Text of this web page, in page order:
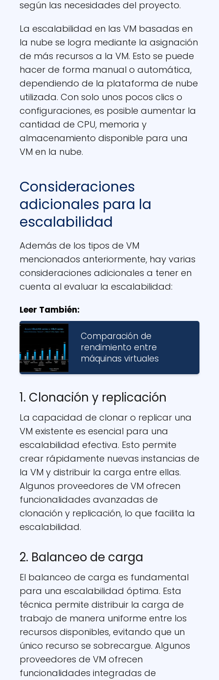
según las necesidades del proyecto.
La escalabilidad en las VM basadas en
la nube se logra mediante la asignación
de más recursos a la VM. Esto se puede
hacer de forma manual o automática,
dependiendo de la plataforma de nube
utilizada. Con solo unos pocos clics o
configuraciones, es posible aumentar la
cantidad de CPU, memoria y
almacenamiento disponible para una
VM en la nube.
Consideraciones
adicionales para la
escalabilidad
Además de los tipos de VM
mencionados anteriormente, hay varias
consideraciones adicionales a tener en
cuenta al evaluar la escalabilidad:
Leer También:
Comparación de
rendimiento entre
máquinas virtuales
1. Clonación y replicación
La capacidad de clonar o replicar una
VM existente es esencial para una
escalabilidad efectiva. Esto permite
crear rápidamente nuevas instancias de
la VM y distribuir la carga entre ellas.
Algunos proveedores de VM ofrecen
funcionalidades avanzadas de
clonación y replicación, lo que facilita la
escalabilidad.
2. Balanceo de carga
El balanceo de carga es fundamental
para una escalabilidad óptima. Esta
técnica permite distribuir la carga de
trabajo de manera uniforme entre los
recursos disponibles, evitando que un
único recurso se sobrecargue. Algunos
proveedores de VM ofrecen
funcionalidades integradas de